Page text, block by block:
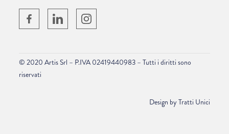
© 2020 Artis Srl – P.IVA 02419440983 – Tutti i diritti sono
riservati
Design byTratti Unici